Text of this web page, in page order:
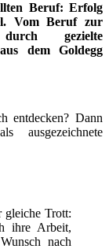
Beruf: Erfolg
Vom Beruf zur
gezielte
dem Goldegg
entdecken? Dann
ausgezeichnete
gleiche Trott:
ihre Arbeit,
nach